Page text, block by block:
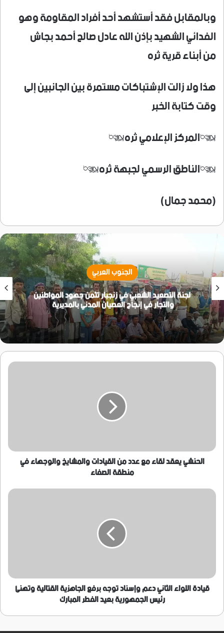
وبالمقابل فقد أستشهد أحد أفراد المقاومة وهو
الفدائي الشهيد بإذن الله عادل صالح أحمد بجاش
من أبناء قرية ثره
هذا ولا زالت الإشتباكات مستمرة بين الجانبين إلى
وقت كتابة الخبر
*المركز الإعلامي ثره*
*الناطق الرسمي لجبهة ثره*
(محمد جمال)
الجنوب العربي
لجنة التصعيد الشعبي في زنجبار تثمن جهود المواطنين
والتجار في إنجاح العصيان المدني بالمديرية
الحنشي
والوجهاء
منطقة
الحنشي يعقد لقاء مع عدد من القيادات والمشايخ والوجهاء في
منطقة الصفاء
قيادة
القتالية
وتهنئ
رئيس
بعيد
قيادة اللواء الثاني دعم وإسناد توجه برفع الجاهزية القتالية وتهنئ
رئيس الجمهورية بعيد الفطر المبارك